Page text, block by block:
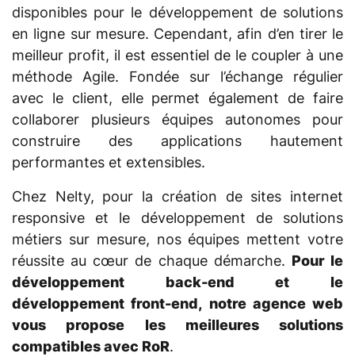
disponibles pour le développement de solutions
en ligne sur mesure. Cependant, afin d’en tirer le
meilleur profit, il est essentiel de le coupler à une
méthode Agile. Fondée sur l’échange régulier
avec le client, elle permet également de faire
collaborer plusieurs équipes autonomes pour
construire des applications hautement
performantes et extensibles.
Chez Nelty, pour la création de sites internet
responsive et le développement de solutions
métiers sur mesure, nos équipes mettent votre
réussite au cœur de chaque démarche. Pour le
développement back-end et le
développement front-end, notre agence web
vous propose les meilleures solutions
compatibles avec RoR.